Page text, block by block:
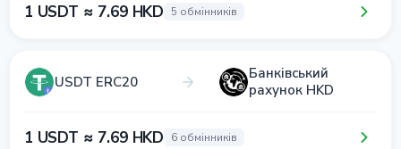
1 USDT ≈ 7.69 HKD 5 обмінників
USDT ERC20
Банківський
рахунок HKD
1 USDT ≈ 7.69 HKD 6 обмінників